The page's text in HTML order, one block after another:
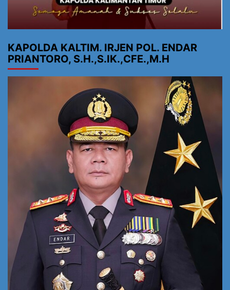
KAPOLDA KALTIM. IRJEN POL. ENDAR
PRIANTORO, S.H.,S.IK.,CFE.,M.H